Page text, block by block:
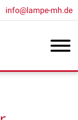
info@lampe-mh.de